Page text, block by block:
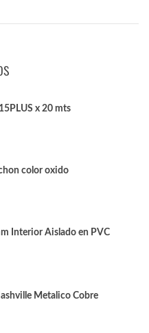
x 20 mts
color oxido
Interior Aislado en PVC
Metalico Cobre